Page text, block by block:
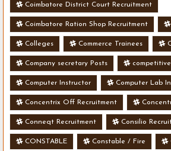
Coimbatore District Court Recruitment
Coimbatore Ration Shop Recruitment
Colleges Commerce Trainees
Company secretary Posts
Computer Instructor Computer Lab
Concentrix Off Recruitment
Conneqt Recruitment Consilio
CONSTABLE Constable / Fire